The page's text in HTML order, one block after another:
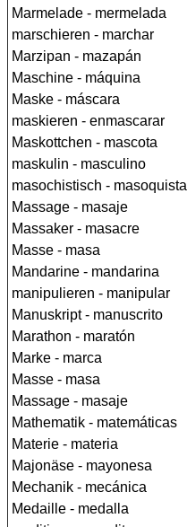
Marmelade - mermelada
marschieren - marchar
Marzipan - mazapán
Maschine - máquina
Maske - máscara
maskieren - enmascarar
Maskottchen - mascota
maskulin - masculino
masochistisch - masoquista
Massage - masaje
Massaker - masacre
Masse - masa
Mandarine - mandarina
manipulieren - manipular
Manuskript - manuscrito
Marathon - maratón
Marke - marca
Masse - masa
Massage - masaje
Mathematik - matemáticas
Materie - materia
Majonäse - mayonesa
Mechanik - mecánica
Medaille - medalla